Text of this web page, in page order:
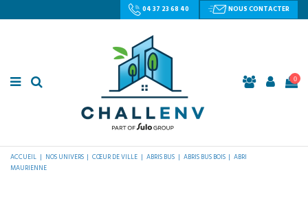
04 37 23 68 40 NOUS CONTACTER
0
ACCUEIL NOS UNIVERS CŒUR DE VILLE ABRIS BUS ABRIS BUS BOIS
ABRI
MAURIENNE